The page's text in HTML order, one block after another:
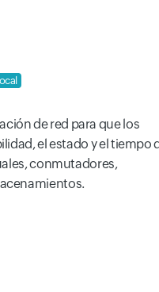
de red para que los
el estado y el tiempo
conmutadores,